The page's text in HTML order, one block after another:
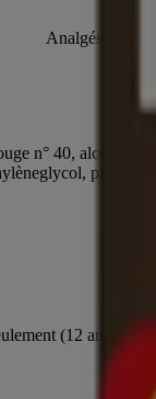
Analgésique
n° 40, alcool,
(12 ans et